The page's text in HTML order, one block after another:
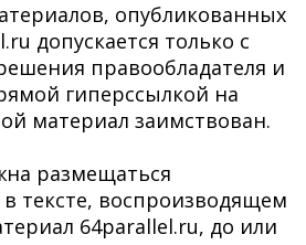
опубликованных
допускается только с
правообладателя и
гиперссылкой на
материал заимствован.
размещаться
тексте, воспроизводящем
64parallel.ru, до или